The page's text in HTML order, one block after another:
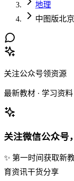
地理
中图版北
关注公众号领资源
最新教材 · 学习资
关注微信公众号
✨ 第一时间获取新
育资讯干货分享